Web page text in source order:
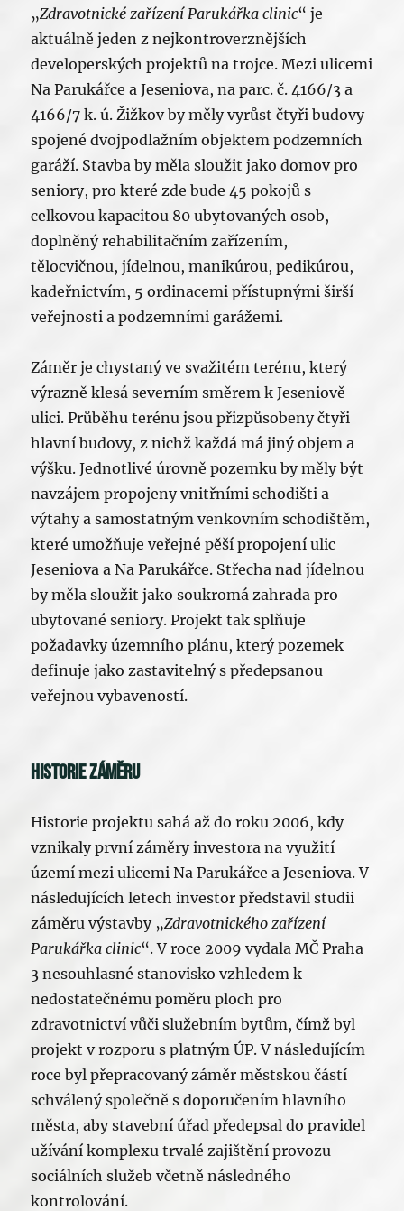
„Zdravotnické zařízení Parukářka clinic“ je
aktuálně jeden z nejkontroverznějších
developerských projektů na trojce. Mezi ulicemi
Na Parukářce a Jeseniova, na parc. č. 4166/3 a
4166/7 k. ú. Žižkov by měly vyrůst čtyři budovy
spojené dvojpodlažním objektem podzemních
garáží. Stavba by měla sloužit jako domov pro
seniory, pro které zde bude 45 pokojů s
celkovou kapacitou 80 ubytovaných osob,
doplněný rehabilitačním zařízením,
tělocvičnou, jídelnou, manikúrou, pedikúrou,
kadeřnictvím, 5 ordinacemi přístupnými širší
veřejnosti a podzemními garážemi.
Záměr je chystaný ve svažitém terénu, který
výrazně klesá severním směrem k Jeseniově
ulici. Průběhu terénu jsou přizpůsobeny čtyři
hlavní budovy, z nichž každá má jiný objem a
výšku. Jednotlivé úrovně pozemku by měly být
navzájem propojeny vnitřními schodišti a
výtahy a samostatným venkovním schodištěm,
které umožňuje veřejné pěší propojení ulic
Jeseniova a Na Parukářce. Střecha nad jídelnou
by měla sloužit jako soukromá zahrada pro
ubytované seniory. Projekt tak splňuje
požadavky územního plánu, který pozemek
definuje jako zastavitelný s předepsanou
veřejnou vybaveností.
Historie záměru
Historie projektu sahá až do roku 2006, kdy
vznikaly první záměry investora na využití
území mezi ulicemi Na Parukářce a Jeseniova. V
následujících letech investor představil studii
záměru výstavby „Zdravotnického zařízení
Parukářka clinic“. V roce 2009 vydala MČ Praha
3 nesouhlasné stanovisko vzhledem k
nedostatečnému poměru ploch pro
zdravotnictví vůči služebním bytům, čímž byl
projekt v rozporu s platným ÚP. V následujícím
roce byl přepracovaný záměr městskou částí
schválený společně s doporučením hlavního
města, aby stavební úřad předepsal do pravidel
užívání komplexu trvalé zajištění provozu
sociálních služeb včetně následného
kontrolování.